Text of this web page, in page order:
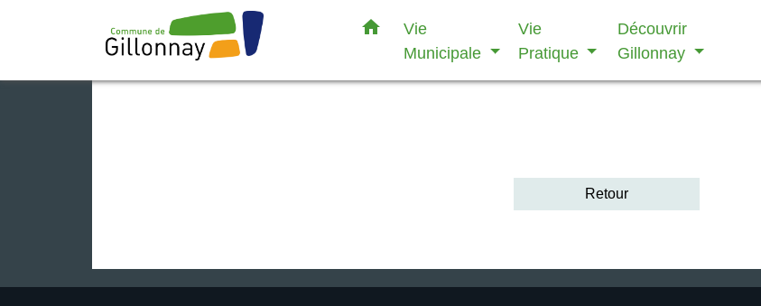
home
Vie
Municipale
Vie
Pratique
Découvrir
Gillonnay
Retour